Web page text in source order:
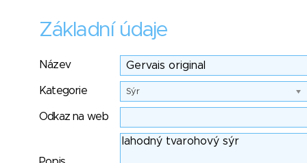
Základní údaje
Název
Kategorie Sýr
Odkaz na web